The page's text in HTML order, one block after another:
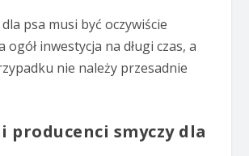
psa musi być oczywiście
ogół inwestycja na długi czas, a
nie należy przesadnie
producenci smyczy dla